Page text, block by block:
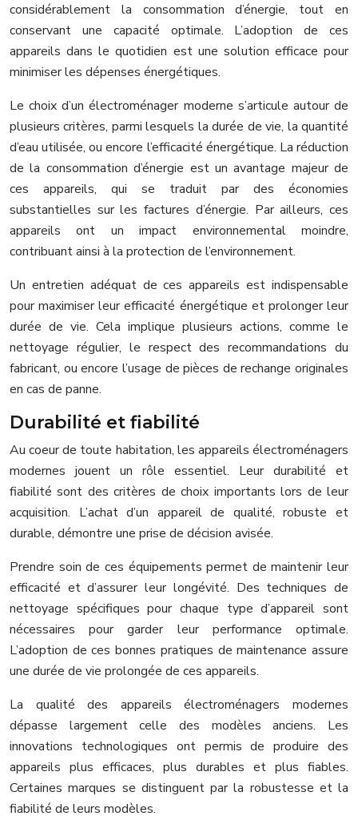
considérablement la consommation d’énergie, tout en
conservant une capacité optimale. L’adoption de ces
appareils dans le quotidien est une solution efficace pour
minimiser les dépenses énergétiques.
Le choix d’un électroménager moderne s’articule autour de
plusieurs critères, parmi lesquels la durée de vie, la quantité
d’eau utilisée, ou encore l’efficacité énergétique. La réduction
de la consommation d’énergie est un avantage majeur de
ces appareils, qui se traduit par des économies
substantielles sur les factures d’énergie. Par ailleurs, ces
appareils ont un impact environnemental moindre,
contribuant ainsi à la protection de l’environnement.
Un entretien adéquat de ces appareils est indispensable
pour maximiser leur efficacité énergétique et prolonger leur
durée de vie. Cela implique plusieurs actions, comme le
nettoyage régulier, le respect des recommandations du
fabricant, ou encore l’usage de pièces de rechange originales
en cas de panne.
Durabilité et fiabilité
Au coeur de toute habitation, les appareils électroménagers
modernes jouent un rôle essentiel. Leur durabilité et
fiabilité sont des critères de choix importants lors de leur
acquisition. L’achat d’un appareil de qualité, robuste et
durable, démontre une prise de décision avisée.
Prendre soin de ces équipements permet de maintenir leur
efficacité et d’assurer leur longévité. Des techniques de
nettoyage spécifiques pour chaque type d’appareil sont
nécessaires pour garder leur performance optimale.
L’adoption de ces bonnes pratiques de maintenance assure
une durée de vie prolongée de ces appareils.
La qualité des appareils électroménagers modernes
dépasse largement celle des modèles anciens. Les
innovations technologiques ont permis de produire des
appareils plus efficaces, plus durables et plus fiables.
Certaines marques se distinguent par la robustesse et la
fiabilité de leurs modèles.